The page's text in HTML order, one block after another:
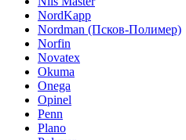
NordKapp
Nordman (Псков-Полимер)
Norfin
Novatex
Okuma
Onega
Opinel
Penn
Plano